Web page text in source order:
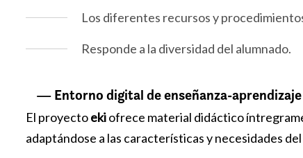
Los diferentes recursos y
Responde a la diversidad del alumnado.
— Entorno digital de enseñanza-aprendizaje
El proyectoekiofrece material didáctico
adaptándose a las características y necesidades